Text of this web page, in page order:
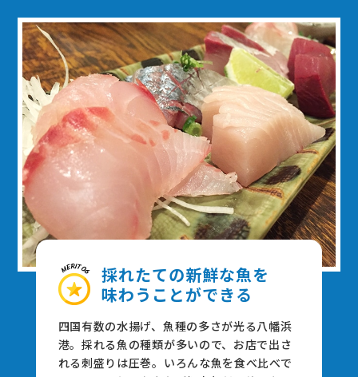
採れたての新鮮な⿂を
味わうことができる
四国有数の⽔揚げ、⿂種の多さが光る⼋幡浜
港。採れる⿂の種類が多いので、お店で出さ
れる刺盛りは圧巻。いろんな⿂を⾷べ⽐べで